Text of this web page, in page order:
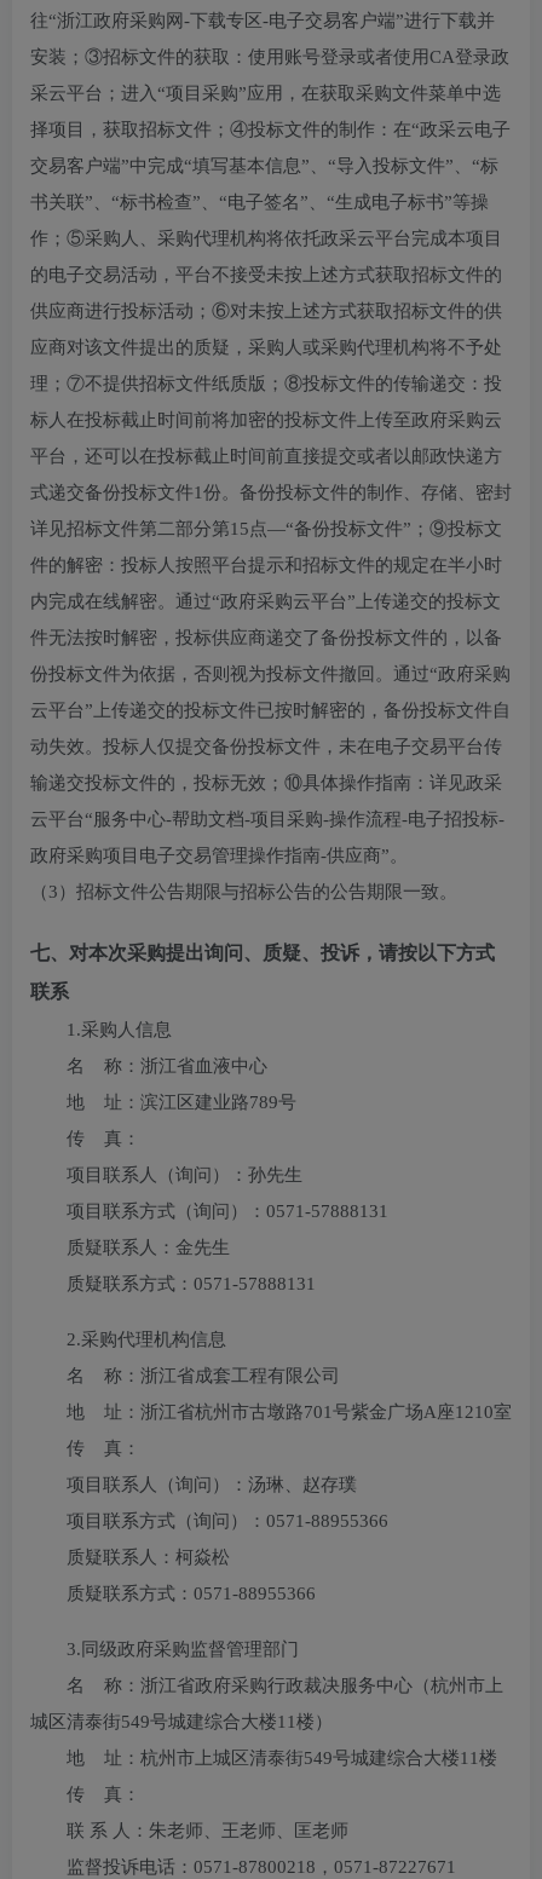
往“浙江政府采购网-下载专区-电子交易客户端”进行下载并
安装；③招标文件的获取：使用账号登录或者使用CA登录政
采云平台；进入“项目采购”应用，在获取采购文件菜单中选
择项目，获取招标文件；④投标文件的制作：在“政采云电子
交易客户端”中完成“填写基本信息”、“导入投标文件”、“标
书关联”、“标书检查”、“电子签名”、“生成电子标书”等操
作；⑤采购人、采购代理机构将依托政采云平台完成本项目
的电子交易活动，平台不接受未按上述方式获取招标文件的
供应商进行投标活动；⑥对未按上述方式获取招标文件的供
应商对该文件提出的质疑，采购人或采购代理机构将不予处
理；⑦不提供招标文件纸质版；⑧投标文件的传输递交：投
标人在投标截止时间前将加密的投标文件上传至政府采购云
平台，还可以在投标截止时间前直接提交或者以邮政快递方
式递交备份投标文件1份。备份投标文件的制作、存储、密封
详见招标文件第二部分第15点—“备份投标文件”；⑨投标文
件的解密：投标人按照平台提示和招标文件的规定在半小时
内完成在线解密。通过“政府采购云平台”上传递交的投标文
件无法按时解密，投标供应商递交了备份投标文件的，以备
份投标文件为依据，否则视为投标文件撤回。通过“政府采购
云平台”上传递交的投标文件已按时解密的，备份投标文件自
动失效。投标人仅提交备份投标文件，未在电子交易平台传
输递交投标文件的，投标无效；⑩具体操作指南：详见政采
云平台“服务中心-帮助文档-项目采购-操作流程-电子招投标-
政府采购项目电子交易管理操作指南-供应商”。
（3）招标文件公告期限与招标公告的公告期限一致。
七、对本次采购提出询问、质疑、投诉，请按以下方式
联系
1.采购人信息
名 称： 浙江省血液中心
地 址： 滨江区建业路789号
传 真：
项目联系人（询问）： 孙先生
项目联系方式（询问）： 0571-57888131
质疑联系人： 金先生
质疑联系方式： 0571-57888131
2.采购代理机构信息
名 称： 浙江省成套工程有限公司
地 址： 浙江省杭州市古墩路701号紫金广场A座1210室
传 真：
项目联系人（询问）： 汤琳、赵存璞
项目联系方式（询问）： 0571-88955366
质疑联系人： 柯焱松
质疑联系方式： 0571-88955366
3. 同级政府采购监督管理部门
名 称：浙江省政府采购行政裁决服务中心（杭州市上
城区清泰街549号城建综合大楼11楼）
地 址：杭州市上城区清泰街549号城建综合大楼11楼
传 真：
联 系 人：朱老师、王老师、匡老师
监督投诉电话：0571-87800218，0571-87227671